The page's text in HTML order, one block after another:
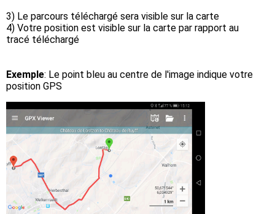
3) Le parcours téléchargé sera visible sur la carte
4) Votre position est visible sur la carte par rapport au
tracé téléchargé
Exemple: Le point bleu au centre de l'image indique votre
position GPS